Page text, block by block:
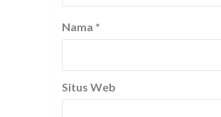
Nama *
Situs Web